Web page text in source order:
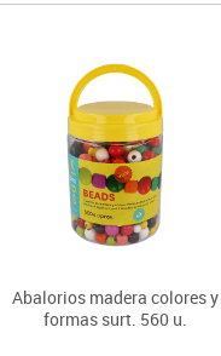
Abalorios madera colores y
formas surt. 560 u.